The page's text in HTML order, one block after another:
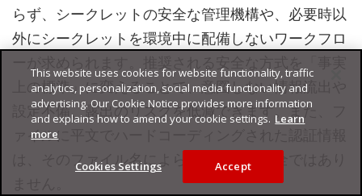
らず、シークレットの安全な管理機構や、必要時以
外にシークレットを環境中に配備しないワークフロ
上の標準」に変えることで、意図しない情報流出や
設定不備、露出のリスクを低減できます。また、フ
ァイルに平文でハードコーディングされた認証情報
は、そのファイル名によらず、決して安全ではあり
This website uses cookies for website functionality, traffic
analytics, personalization, social media functionality and
advertising. Our Cookie Notice provides more information
and explains how to amend your cookie settings. Learn
more
Cookies Settings Accept